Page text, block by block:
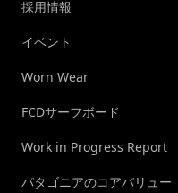
採用情報
イベント
Worn Wear
FCDサーフボード
Work in Progress Report
パタゴニアのコアバリュー